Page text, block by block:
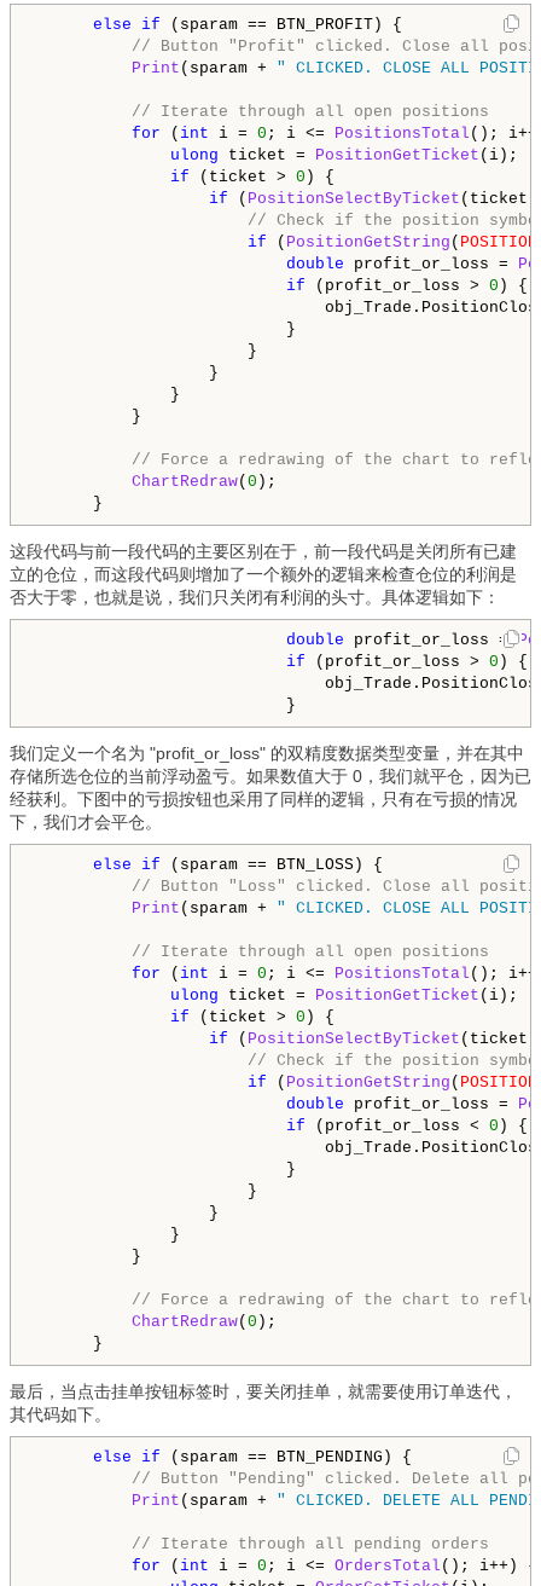
else if (sparam == BTN_PROFIT) {
// Button "Profit" clicked. Close all
Print (sparam + " CLICKED. CLOSE ALL
// Iterate through all open positions
for ( int i = 0 ; i <= PositionsTotal ();
ulong ticket = PositionGetTicket (i);
if (ticket > 0 ) {
if ( PositionSelectByTicket
// Check if the position
if ( PositionGetString (
double profit_or_loss =
if (profit_or_loss > 0 ) {
}
}
}
}
}
// Force a redrawing of the chart to
ChartRedraw(0 );
}
这段代码与前一段代码的主要区别在于，前一段代码是关闭所有已建
立的仓位，而这段代码则增加了一个额外的逻辑来检查仓位的利润是
否大于零，也就是说，我们只关闭有利润的头寸。具体逻辑如下：
double profit_or_loss =
if (profit_or_loss > 0 ) {
}
我们定义一个名为 "profit_or_loss" 的双精度数据类型变量，并在其中
存储所选仓位的当前浮动盈亏。如果数值大于 0，我们就平仓，因为已
经获利。下图中的亏损按钮也采用了同样的逻辑，只有在亏损的情况
下，我们才会平仓。
else if (sparam == BTN_LOSS) {
// Button "Loss" clicked. Close all
Print (sparam + " CLICKED. CLOSE ALL
// Iterate through all open positions
for ( int i = 0 ; i <= PositionsTotal ();
ulong ticket = PositionGetTicket (i);
if (ticket > 0 ) {
if ( PositionSelectByTicket
// Check if the position
if ( PositionGetString (
double profit_or_loss =
if (profit_or_loss < 0 ) {
}
}
}
}
}
// Force a redrawing of the chart to
ChartRedraw(0 );
}
最后，当点击挂单按钮标签时，要关闭挂单，就需要使用订单迭代，
其代码如下。
else if (sparam == BTN_PENDING) {
// Button "Pending" clicked. Delete all
Print (sparam + " CLICKED. DELETE ALL
// Iterate through all pending orders
for ( int i = 0 ; i <= OrdersTotal (); i++) {